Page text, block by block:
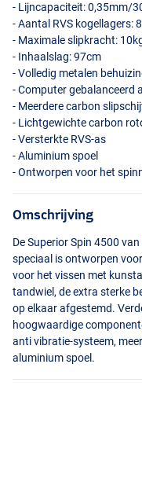
- Lijncapaciteit: 0,35mm/
- Aantal RVS kogellagers:
- Maximale slipkracht:
- Inhaalslag: 97cm
- Volledig metalen
- Computer gebalanceerd
- Meerdere carbon
- Lichtgewichte carbon
- Versterkte RVS-as
- Aluminium spoel
- Ontworpen voor het
Omschrijving
De Superior Spin 4500
speciaal is ontworpen
voor het vissen met
tandwiel, de extra sterke
op elkaar afgestemd.
hoogwaardige
anti vibratie-systeem,
aluminium spoel.